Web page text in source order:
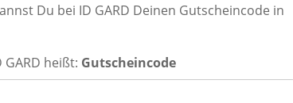
Du bei ID GARD Deinen Gutscheincode in
heißt: Gutscheincode